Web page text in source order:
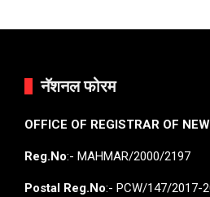
नॅशनल फोरम
OFFICE OF REGISTRAR OF
Reg.No:- MAHMAR/2000/2197
Postal Reg.No:- PCW/147/2017-